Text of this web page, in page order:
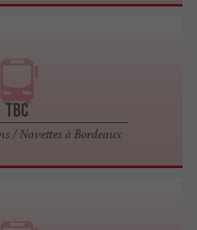
TBC
/ Navettes à Bordeaux